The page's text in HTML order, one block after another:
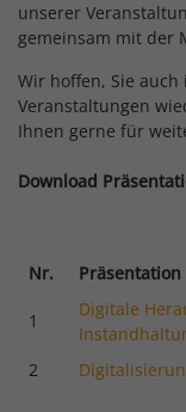
unserer
gemeinsam mit der
Wir hoffen, Sie
Veranstaltungen
Ihnen gerne für
Download
Nr. Präsentation
1
Digitale
2